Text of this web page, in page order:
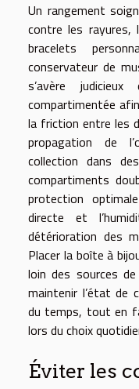
Un rangement
contre les
bracelets
conservateur de
s’avère
compartimentée
la friction entre les
propagation de
collection dans
compartiments
protection
directe et
détérioration des
Placer la boîte à
loin des sources
maintenir l’état de
du temps, tout en
lors du choix
Éviter les